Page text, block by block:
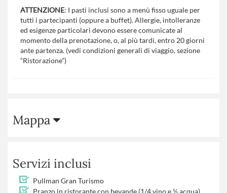
ATTENZIONE: I pasti inclusi sono a menù fisso uguale per
tutti i partecipanti (oppure a buffet). Allergie, intolleranze
ed esigenze particolari devono essere comunicate al
momento della prenotazione, o, al più tardi, entro 20 giorni
ante partenza. (vedi condizioni generali di viaggio, sezione
“Ristorazione”)
Mappa
Servizi inclusi
Pullman Gran Turismo